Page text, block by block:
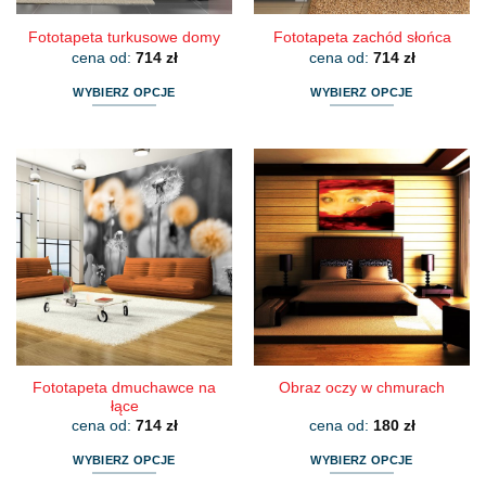
Fototapeta turkusowe domy
cena od: 714 zł
WYBIERZ OPCJE
ma
wiele
wariantów.
Opcje
można
wybrać
na
stronie
produktu
Fototapeta zachód słońca
cena od: 714 zł
WYBIERZ OPCJE
ma
wiele
wariantów.
Opcje
można
wybrać
na
stronie
produktu
Fototapeta dmuchawce na
łące
cena od: 714 zł
WYBIERZ OPCJE
Obraz oczy w chmurach
cena od: 180 zł
WYBIERZ OPCJE